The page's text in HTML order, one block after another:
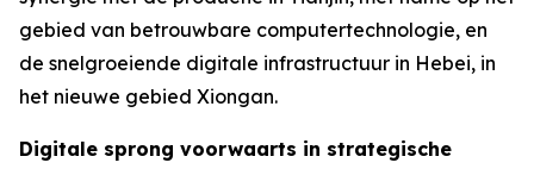
gebied van betrouwbare computertechnologie, en
de snelgroeiende digitale infrastructuur in Hebei, in
het nieuwe gebied Xiongan.
Digitale sprong voorwaarts in strategische